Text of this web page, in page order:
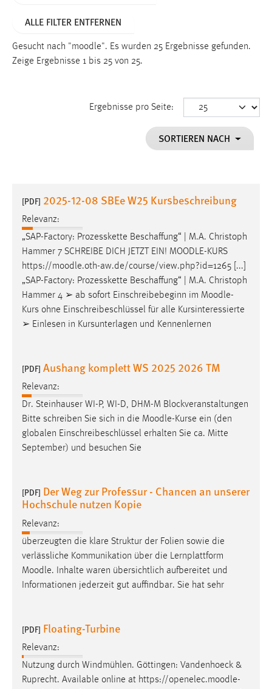
ALLE FILTER ENTFERNEN
Gesucht nach "moodle". Es wurden 25 Ergebnisse gefunden.
Zeige Ergebnisse 1 bis 25 von 25.
Ergebnisse pro Seite:
SORTIEREN NACH
[PDF] 2025-12-08 SBEe W25 Kursbeschreibung
Relevanz:
„SAP-Factory: Prozesskette Beschaffung“ | M.A. Christoph
Hammer 7 SCHREIBE DICH JETZT EIN! MOODLE-KURS
https://moodle.oth-aw.de/course/view.php?id=1265 [...]
„SAP-Factory: Prozesskette Beschaffung“ | M.A. Christoph
Hammer 4 ➢ ab sofort Einschreibebeginn im Moodle-
Kurs ohne Einschreibeschlüssel für alle Kursinteressierte
➢ Einlesen in Kursunterlagen und Kennenlernen
[PDF] Aushang komplett WS 2025 2026 TM
Relevanz:
Dr. Steinhauser WI-P, WI-D, DHM-M Blockveranstaltungen
Bitte schreiben Sie sich in die Moodle-Kurse ein (den
globalen Einschreibeschlüssel erhalten Sie ca. Mitte
September) und besuchen Sie
[PDF] Der Weg zur Professur - Chancen an unserer
Hochschule nutzen Kopie
Relevanz:
überzeugten die klare Struktur der Folien sowie die
verlässliche Kommunikation über die Lernplattform
Moodle. Inhalte waren übersichtlich aufbereitet und
Informationen jederzeit gut auffindbar. Sie hat sehr
[PDF] Floating-Turbine
Relevanz:
Nutzung durch Windmühlen. Göttingen: Vandenhoeck &
Ruprecht. Available online at https://openelec.moodle-
Name:
Dieser Cookie speichert die ausgewählten Einverständnis-
Name:
staticfilecache
Zweck:
Für performante Seitenauslieferung wird in diesem Cookie
gespeichert, ob man eingeloggt ist.
Sprachpräferenz
Zweck:
Das Cookie speichert die gewählte Sprache der Website.
Cookie Laufzeit:
30 Tage
MibewSessionID, MIBEW_UserID, mibew_locale, mibew-
chat-frame-style-5e9dbeb1811c0446
Wird benötigt um die Chatfunktion nutzen zu können.
Cookie Laufzeit:
MibewSessionID, mibew-chat-frame-style-
Name:
fe_user, be_user, be_lastLoginProvider